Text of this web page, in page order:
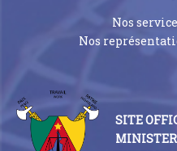
Nos
Nos
SITE